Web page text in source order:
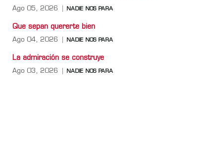
Ago 05, 2026 NADIE NOS PARA
Que sepan quererte bien
Ago 04, 2026 NADIE NOS PARA
La admiración se construye
Ago 03, 2026 NADIE NOS PARA